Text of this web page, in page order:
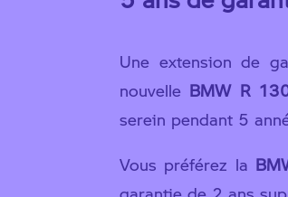
Une extension de
nouvelle BMW R
serein pendant 5
Vous préférez la